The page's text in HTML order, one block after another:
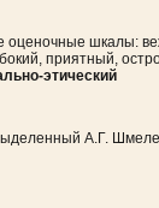
оценочные шкалы:
приятный,
этический
А.Г.